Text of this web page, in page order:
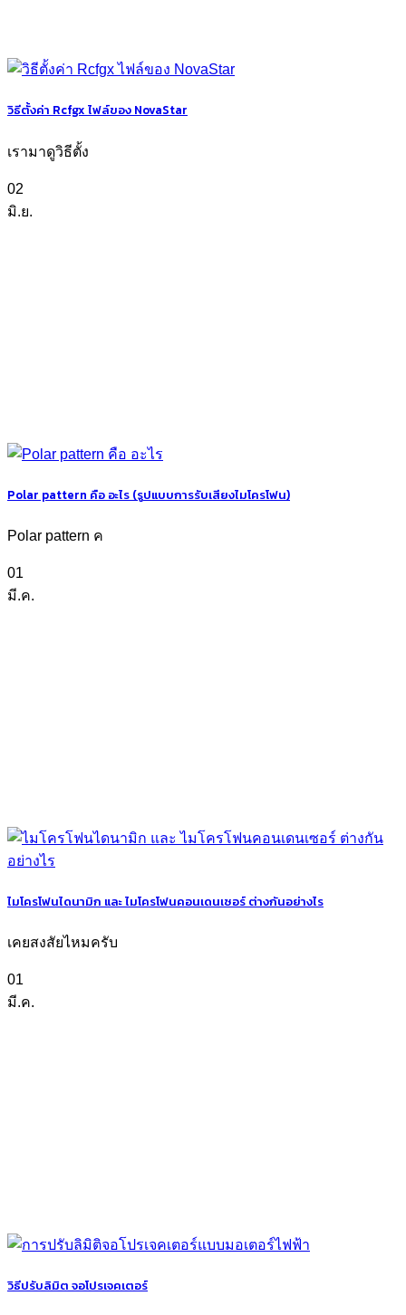
วิธีตั้งค่า Rcfgx ไฟล์ของ NovaStar
เรามาดูวิธีตั้ง
02
มิ.ย.
Polar pattern คือ อะไร (รูปแบบการรับเสียงไมโครโฟน)
Polar pattern ค
01
มี.ค.
ไมโครโฟนไดนามิก และ ไมโครโฟนคอนเดนเซอร์ ต่างกันอย่างไร
เคยสงสัยไหมครับ
01
มี.ค.
วิธีปรับลิมิต จอโปรเจคเตอร์